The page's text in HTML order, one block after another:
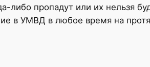
либо пропадут или их нельзя
в УМВД в любое время на